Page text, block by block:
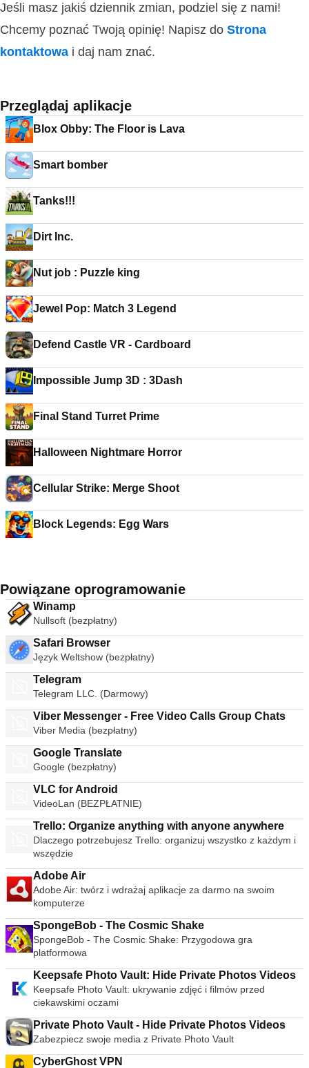
Jeśli masz jakiś dziennik zmian, podziel się z nami!
Chcemy poznać Twoją opinię! Napisz do Strona
kontaktowa i daj nam znać.
Przeglądaj aplikacje
Blox Obby: The Floor is Lava
Smart bomber
Tanks!!!
Dirt Inc.
Nut job : Puzzle king
Jewel Pop: Match 3 Legend
Defend Castle VR - Cardboard
Impossible Jump 3D : 3Dash
Final Stand Turret Prime
Halloween Nightmare Horror
Cellular Strike: Merge Shoot
Block Legends: Egg Wars
Powiązane oprogramowanie
Winamp
Nullsoft (bezpłatny)
Safari Browser
Język Weltshow (bezpłatny)
Telegram
Telegram LLC. (Darmowy)
Viber Messenger - Free Video Calls Group Chats
Viber Media (bezpłatny)
Google Translate
Google (bezpłatny)
VLC for Android
VideoLan (BEZPŁATNIE)
Trello: Organize anything with anyone anywhere
Dlaczego potrzebujesz Trello: organizuj wszystko z każdym i
wszędzie
Adobe Air
Adobe Air: twórz i wdrażaj aplikacje za darmo na swoim
komputerze
SpongeBob - The Cosmic Shake
SpongeBob - The Cosmic Shake: Przygodowa gra
platformowa
Keepsafe Photo Vault: Hide Private Photos Videos
Keepsafe Photo Vault: ukrywanie zdjęć i filmów przed
ciekawskimi oczami
Private Photo Vault - Hide Private Photos Videos
Zabezpiecz swoje media z Private Photo Vault
CyberGhost VPN